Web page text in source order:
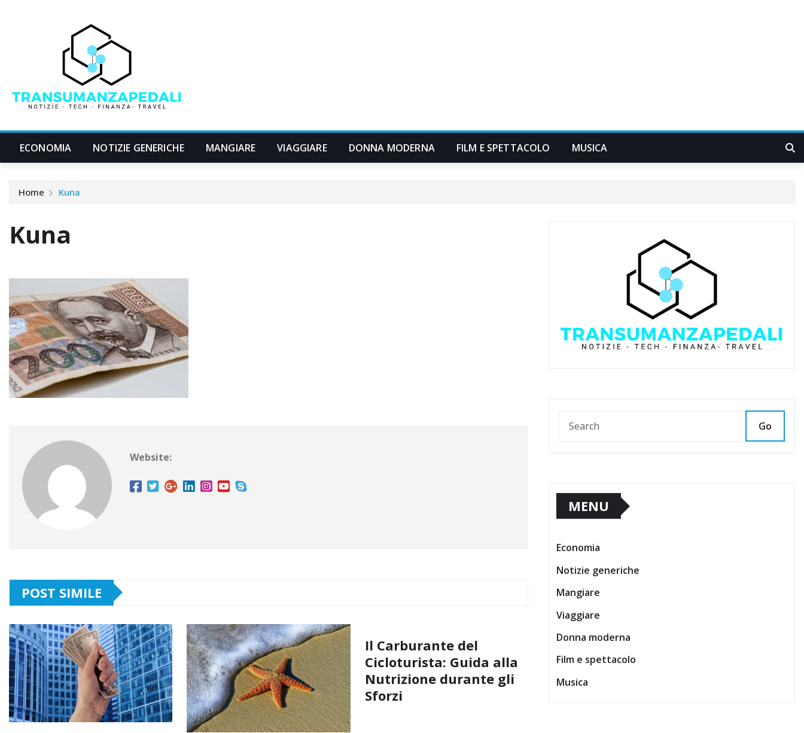
ECONOMIA NOTIZIE GENERICHE MANGIARE VIAGGIARE DONNA MODERNA FILM E SPETTACOLO MUSICA
Home Kuna
Kuna
Website:
POST SIMILE
Il Carburante del
Cicloturista: Guida alla
Nutrizione durante gli
Sforzi
Go
MENU
Economia
Notizie generiche
Mangiare
Viaggiare
Donna moderna
Film e spettacolo
Musica